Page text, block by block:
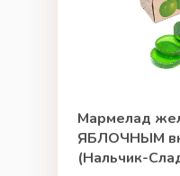
Мармелад
ЯБЛОЧНЫМ
(Нальчик-